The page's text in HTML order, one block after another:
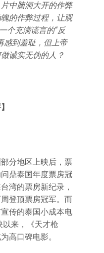
中脑洞大开的作弊
的作弊过程，让观
个充满谎言的“反
感到羞耻，但上帝
诚实无伪的人？
分地区上映后，票
鼎泰国年度票房冠
湾的票房新纪录，
登顶票房冠军。而
传的泰国小成本电
来，《天才枪
高口碑电影。